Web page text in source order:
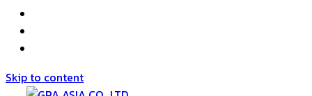
Skip to content